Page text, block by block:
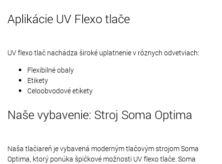
Aplikácie UV Flexo tlače
UV flexo tlač nachádza široké uplatnenie v rôznych odvetviach:
Flexibilné obaly
Etikety
Celoobvodové etikety
Naše vybavenie: Stroj Soma Optima
Naša tlačiareň je vybavená moderným tlačovým strojom Soma
Optima, ktorý ponúka špičkové možnosti UV flexo tlače. Soma